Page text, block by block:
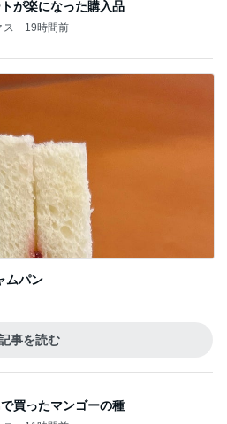
が楽になった購入品
ス 19時間前
ムパン
事を読む
買ったマンゴーの種